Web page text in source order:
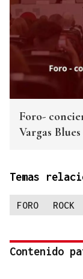
Foro-
Vargas
Temas
FORO ROCK
Contenido